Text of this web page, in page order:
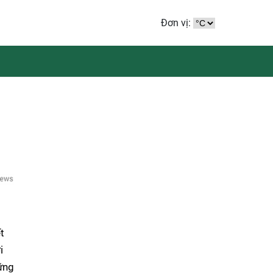
Đơn vị: